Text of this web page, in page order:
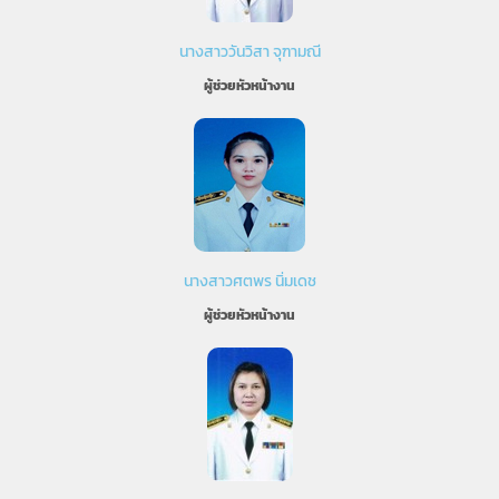
นางสาววันวิสา จุฑามณี
ผู้ช่วยหัวหน้างาน
นางสาวศตพร นิ่มเดช
ผู้ช่วยหัวหน้างาน